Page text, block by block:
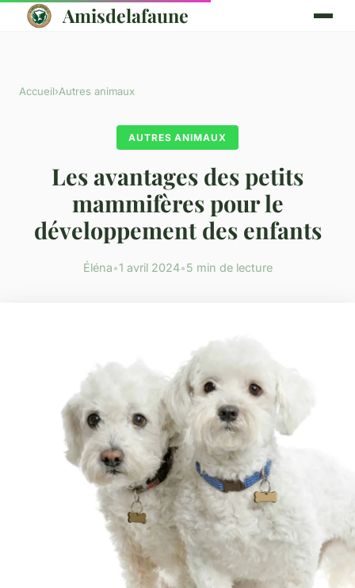
Amisdelafaune
Accueil›Autres animaux
AUTRES ANIMAUX
Les avantages des petits
mammifères pour le
développement des enfants
Éléna•1 avril 2024•5 min de lecture